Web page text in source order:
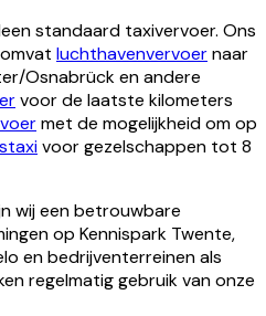
standaard taxivervoer. Ons
luchthavenvervoernaar
Osnabrück en andere
voor de laatste kilometers
met de mogelijkheid om op
voor gezelschappen tot 8
wij een betrouwbare
op Kennispark Twente,
en bedrijventerreinen als
regelmatig gebruik van onze